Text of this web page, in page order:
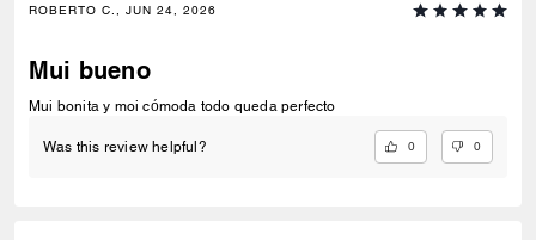
ROBERTO C., JUN 24, 2026
Mui bueno
Mui bonita y moi cómoda todo queda perfecto
Was this review helpful? 0 0